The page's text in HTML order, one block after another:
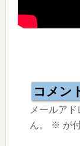
Interactions
コメン
メールア
ん。
※ が